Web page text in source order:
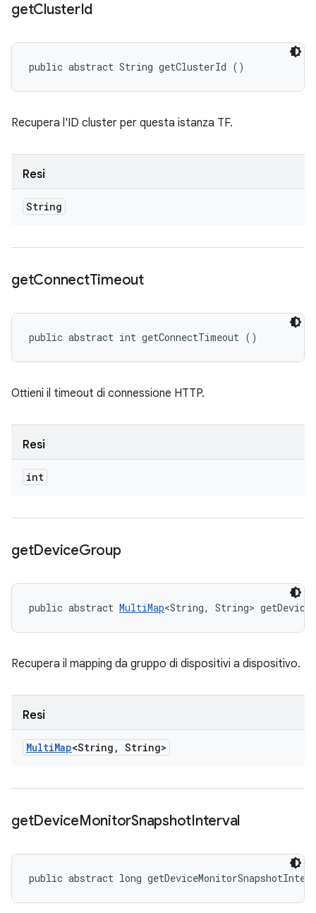
getClusterId
public abstract String getClusterId ()
Recupera l'ID cluster per questa istanza TF.
Resi
String
getConnectTimeout
public abstract int getConnectTimeout ()
Ottieni il timeout di connessione HTTP.
Resi
int
getDeviceGroup
public abstract MultiMap<String, String>
Recupera il mapping da gruppo di dispositivi a dispositivo.
Resi
MultiMap<String , String>
getDeviceMonitorSnapshotInterval
public abstract long